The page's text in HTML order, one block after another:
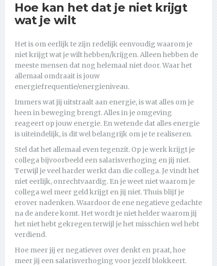
Hoe kan het dat je niet krijgt
wat je wilt
Het is om eerlijk te zijn redelijk eenvoudig waarom je
niet krijgt wat je wilt hebben/krijgen. Alleen hebben de
meeste mensen dat nog helemaal niet door. Waar het
allemaal omdraait is jouw
energiefrequentie/energieniveau.
Immers wat jij uitstraalt aan energie, is wat alles om je
heen in beweging brengt. Alles in je omgeving
reageert op jouw energie. En wetende dat alles energie
is uiteindelijk, is dit wel belangrijk om je te realiseren.
Stel dat het allemaal even tegenzit. Op je werk krijgt je
collega bijvoorbeeld een salarisverhoging en jij niet.
Terwijl je veel harder werkt dan die collega. Je vindt het
niet eerlijk, onrechtvaardig. En je weet niet waarom je
collega wel meer geld krijgt en jij niet. Thuis blijf je
erover nadenken. Waardoor de ene negatieve gedachte
na de andere komt. Het wordt je niet helder waarom jij
het niet hebt gekregen terwijl je het misschien wel hebt
verdiend.
Hoe meer jij er negatiever over denkt en praat, hoe
meer jij een salarisverhoging voor jezelf blokkeert.